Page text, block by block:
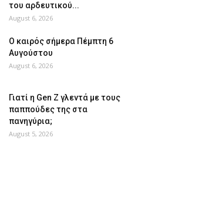
του αρδευτικού...
August 6, 2026
Ο καιρός σήμερα Πέμπτη 6
Αυγούστου
August 6, 2026
Γιατί η Gen Z γλεντά με τους
παππούδες της στα
πανηγύρια;
August 5, 2026